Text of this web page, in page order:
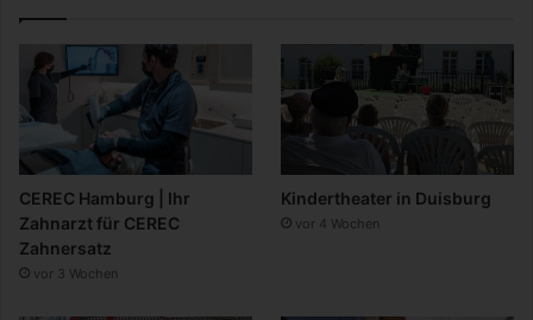
CEREC Hamburg | Ihr
Zahnarzt für CEREC
Zahnersatz
vor 3 Wochen
Kindertheater in Duisburg
vor 4 Wochen